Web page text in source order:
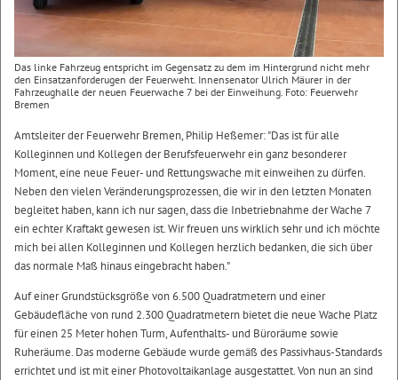
Das linke Fahrzeug entspricht im Gegensatz zu dem im Hintergrund nicht mehr
den Einsatzanforderugen der Feuerweht. Innensenator Ulrich Mäurer in der
Fahrzeughalle der neuen Feuerwache 7 bei der Einweihung. Foto: Feuerwehr
Bremen
Amtsleiter der Feuerwehr Bremen, Philip Heßemer: "Das ist für alle
Kolleginnen und Kollegen der Berufsfeuerwehr ein ganz besonderer
Moment, eine neue Feuer- und Rettungswache mit einweihen zu dürfen.
Neben den vielen Veränderungsprozessen, die wir in den letzten Monaten
begleitet haben, kann ich nur sagen, dass die Inbetriebnahme der Wache 7
ein echter Kraftakt gewesen ist. Wir freuen uns wirklich sehr und ich möchte
mich bei allen Kolleginnen und Kollegen herzlich bedanken, die sich über
das normale Maß hinaus eingebracht haben."
Auf einer Grundstücksgröße von 6.500 Quadratmetern und einer
Gebäudefläche von rund 2.300 Quadratmetern bietet die neue Wache Platz
für einen 25 Meter hohen Turm, Aufenthalts- und Büroräume sowie
Ruheräume. Das moderne Gebäude wurde gemäß des Passivhaus-Standards
errichtet und ist mit einer Photovoltaikanlage ausgestattet. Von nun an sind